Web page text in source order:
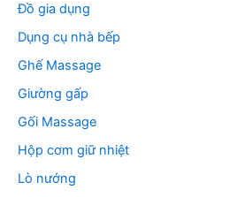
Đồ gia dụng
Dụng cụ nhà bếp
Ghế Massage
Giường gấp
Gối Massage
Hộp cơm giữ nhiệt
Lò nướng